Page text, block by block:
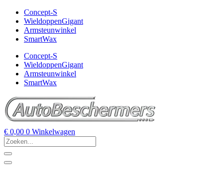
Concept-S
WieldoppenGigant
Armsteunwinkel
SmartWax
Concept-S
WieldoppenGigant
Armsteunwinkel
SmartWax
€ 0,00 0 Winkelwagen